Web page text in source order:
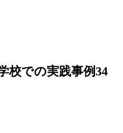
校での実践事例34